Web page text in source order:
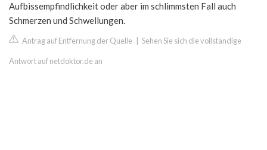
Aufbissempfindlichkeit oder aber im schlimmsten Fall auch
Schmerzen und Schwellungen.
Antrag auf Entfernung der Quelle Sehen Sie sich die vollständige
Antwort auf netdoktor.de an